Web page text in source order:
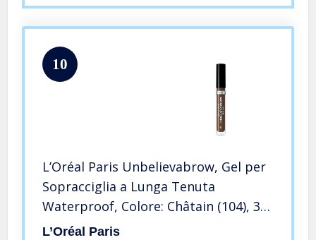
10
L’Oréal Paris Unbelievabrow, Gel per
Sopracciglia a Lunga Tenuta
Waterproof, Colore: Châtain (104), 3,4
ml
L’Oréal Paris